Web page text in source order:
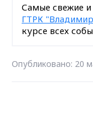
Самые свежие и
ГТРК
курсе всех
Опубликовано: 20